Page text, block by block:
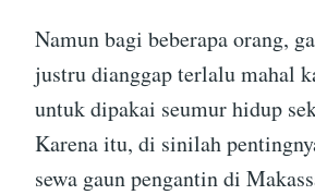
Namun bagi beberapa orang,
justru dianggap terlalu mahal
untuk dipakai seumur hidup
Karena itu, di sinilah
sewa gaun pengantin di